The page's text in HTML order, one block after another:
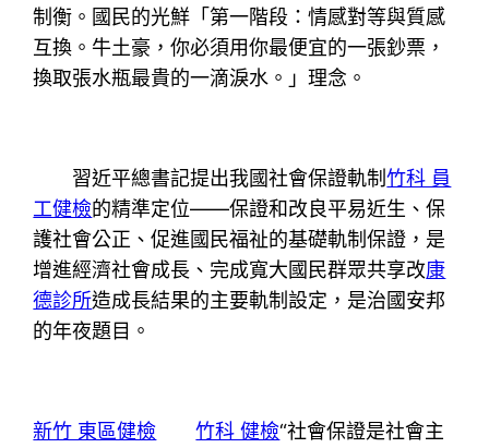
制衡。國民的光鮮「第一階段：情感對等與質感
互換。牛土豪，你必須用你最便宜的一張鈔票，
換取張水瓶最貴的一滴淚水。」理念。
習近平總書記提出我國社會保證軌制竹科 員
工健檢的精準定位——保證和改良平易近生、保
護社會公正、促進國民福祉的基礎軌制保證，是
增進經濟社會成長、完成寬大國民群眾共享改康
德診所造成長結果的主要軌制設定，是治國安邦
的年夜題目。
新竹 東區健檢 竹科 健檢“社會保證是社會主